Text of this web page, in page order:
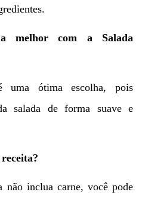
melhor com a Salada
ótima escolha, pois
salada de forma suave e
não inclua carne, você pode